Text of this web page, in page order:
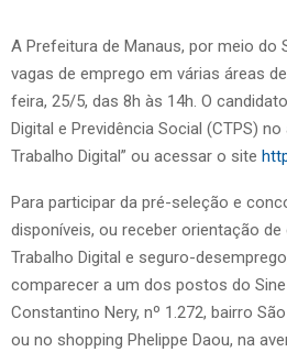
A Prefeitura de Manaus, por meio do
vagas de emprego em várias áreas
feira, 25/5, das 8h às 14h. O
Digital e Previdência Social (CTPS)
Trabalho Digital” ou acessar o site
Para participar da pré-seleção e
disponíveis, ou receber orientação
Trabalho Digital e seguro-
comparecer a um dos postos do
Constantino Nery, nº 1.272, bairro
ou no shopping Phelippe Daou, na